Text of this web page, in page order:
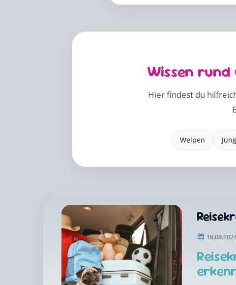
Wissen
Hier findest du
Welpen